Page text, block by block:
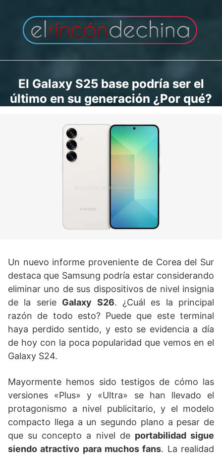
contenido
El Galaxy S25 base podría ser el
último en su generación ¿Por qué?
Un nuevo informe proveniente de Corea del Sur
destaca que Samsung podría estar considerando
eliminar uno de sus dispositivos de nivel insignia
de la serie Galaxy S26. ¿Cuál es la principal
razón de todo esto? Puede que este terminal
haya perdido sentido, y esto se evidencia a día
de hoy con la poca popularidad que vemos en el
Galaxy S24.
Mayormente hemos sido testigos de cómo las
versiones «Plus» y «Ultra» se han llevado el
protagonismo a nivel publicitario, y el modelo
compacto llega a un segundo plano a pesar de
que su concepto a nivel de portabilidad sigue
siendo atractivo para muchos fans. La realidad